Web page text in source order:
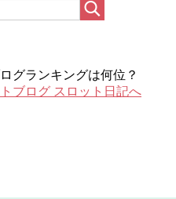
グランキングは何位？